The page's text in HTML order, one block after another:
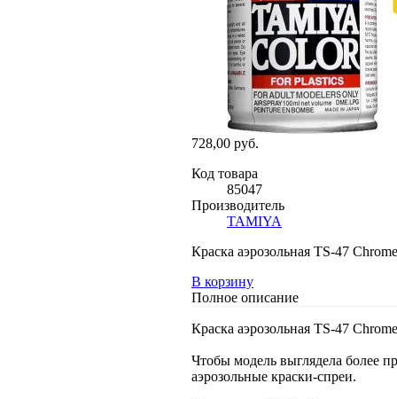
728,00 руб.
Код товара
85047
Производитель
TAMIYA
Краска аэрозольная TS-47
В корзину
Полное описание
Краска аэрозольная TS-47
Чтобы модель выглядела более
аэрозольные краски-спреи.